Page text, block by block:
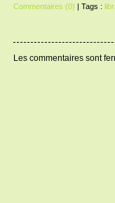
Commentaires (0) | Tags :
Les commentaires sont